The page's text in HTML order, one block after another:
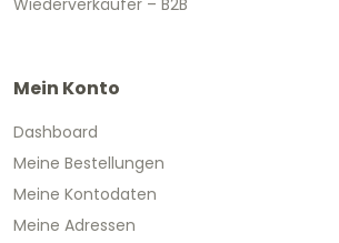
Mein Konto
Dashboard
Meine Bestellungen
Meine Kontodaten
Meine Adressen